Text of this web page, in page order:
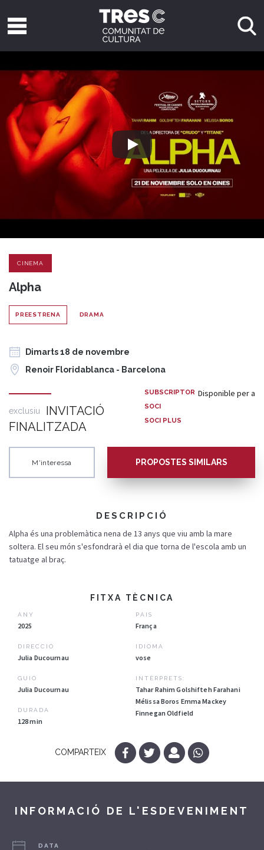
CINEMA
Alpha
PREESTRENA DRAMA
Dimarts 18 de novembre
Renoir Floridablanca - Barcelona
exclusiu
INVITACIÓ
FINALITZADA
Disponible per a
SUBSCRIPTOR
SOCI
SOCI PLUS
M'interessa PROPOSTES SIMILARS
DESCRIPCIÓ
Alpha és una problemàtica nena de 13 anys que viu amb la mare
soltera. El seu món s'esfondrarà el dia que torna de l'escola amb un
tatuatge al braç.
FITXA TÈCNICA
ANY
2025
DIRECCIÓ
Julia Ducournau
GUIÓ
Julia Ducournau
DURADA
128 min
PAIS
França
IDIOMA
vose
INTÈRPRETS:
Tahar Rahim Golshifteh Farahani
Mélissa Boros Emma Mackey
Finnegan Oldfield
COMPARTEIX
INFORMACIÓ DE L'ESDEVENIMENT
DATA